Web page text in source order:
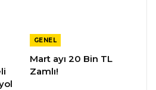
GENEL
Mart ayı 20 Bin TL
Zamlı!